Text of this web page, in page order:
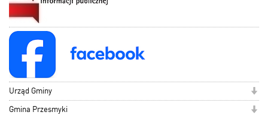
Urząd Gminy
Gmina Przesmyki